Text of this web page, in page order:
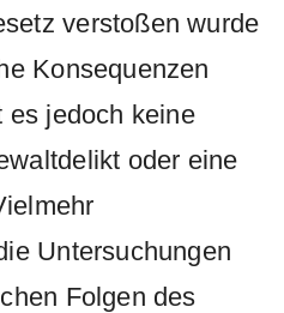
verstoßen wurde
Konsequenzen
es jedoch keine
oder eine
Untersuchungen
Folgen des